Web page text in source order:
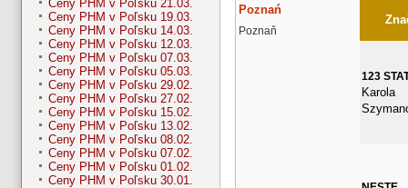
Ceny PHM v Poľsku 21.03.
Ceny PHM v Poľsku 19.03.
Ceny PHM v Poľsku 14.03.
Ceny PHM v Poľsku 12.03.
Ceny PHM v Poľsku 07.03.
Ceny PHM v Poľsku 05.03.
Ceny PHM v Poľsku 29.02.
Ceny PHM v Poľsku 27.02.
Ceny PHM v Poľsku 15.02.
Ceny PHM v Poľsku 13.02.
Ceny PHM v Poľsku 08.02.
Ceny PHM v Poľsku 07.02.
Ceny PHM v Poľsku 01.02.
Ceny PHM v Poľsku 30.01.
Poznań
Poznaň
123
Karola